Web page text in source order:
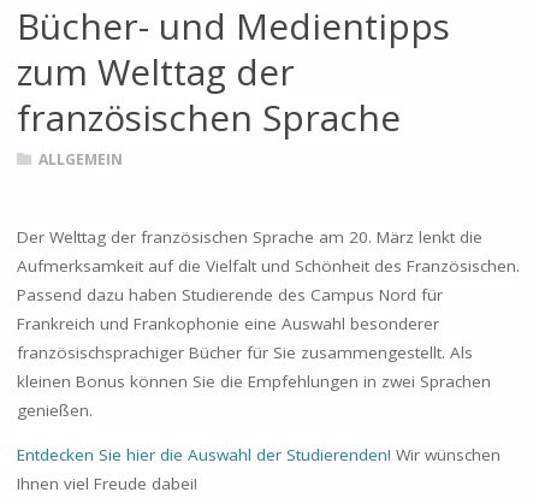
Bücher- und Medientipps
zum Welttag der
französischen Sprache
ALLGEMEIN
Der Welttag der französischen Sprache am 20. März lenkt die
Aufmerksamkeit auf die Vielfalt und Schönheit des Französischen.
Passend dazu haben Studierende des Campus Nord für
Frankreich und Frankophonie eine Auswahl besonderer
französischsprachiger Bücher für Sie zusammengestellt. Als
kleinen Bonus können Sie die Empfehlungen in zwei Sprachen
genießen.
Entdecken Sie hier die Auswahl der Studierenden! Wir wünschen
Ihnen viel Freude dabei!